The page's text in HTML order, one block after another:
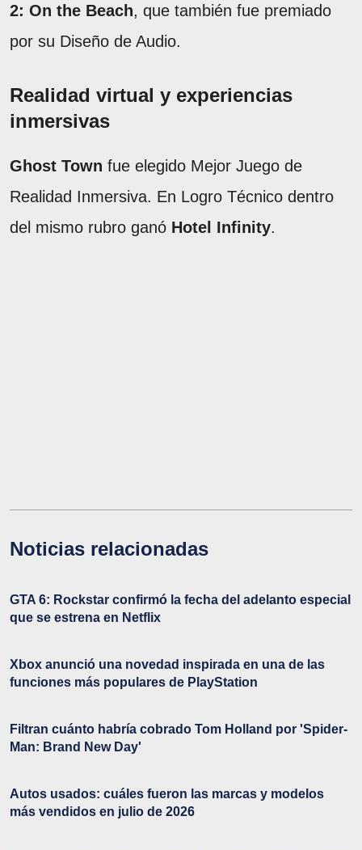
2: On the Beach, que también fue premiado
por su Diseño de Audio.
Realidad virtual y experiencias
inmersivas
Ghost Town fue elegido Mejor Juego de
Realidad Inmersiva. En Logro Técnico dentro
del mismo rubro ganó Hotel Infinity.
Noticias relacionadas
GTA 6: Rockstar confirmó la fecha del adelanto especial
que se estrena en Netflix
Xbox anunció una novedad inspirada en una de las
funciones más populares de PlayStation
Filtran cuánto habría cobrado Tom Holland por 'Spider-
Man: Brand New Day'
Autos usados: cuáles fueron las marcas y modelos
más vendidos en julio de 2026